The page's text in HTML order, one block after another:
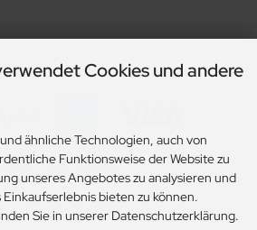
Cookies und andere
ähnliche Technologien, auch von
Funktionsweise der Website zu
unseres Angebotes zu analysieren und
bieten zu können.
Sie in unserer Datenschutzerklärung.